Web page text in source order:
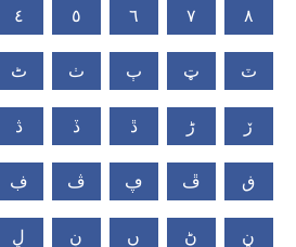
٤ ٥ ٦ ٧ ٨
ٹ ٺ ٻ ټ ٽ
ڎ ڏ ڐ ڑ ڒ
ڣ ڤ ڥ ڦ ڧ
ڸ ڹ ں ڻ ڼ